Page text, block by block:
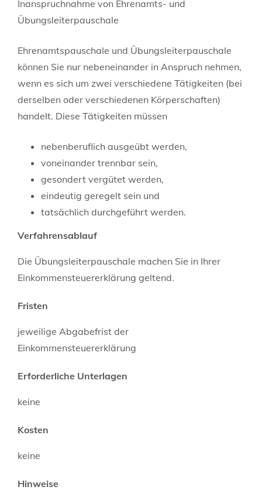
Inanspruchnahme von Ehrenamts- und
Übungsleiterpauschale
Ehrenamtspauschale und Übungsleiterpauschale
können Sie nur nebeneinander in Anspruch nehmen,
wenn es sich um zwei verschiedene Tätigkeiten (bei
derselben oder verschiedenen Körperschaften)
handelt. Diese Tätigkeiten müssen
nebenberuflich ausgeübt werden,
voneinander trennbar sein,
gesondert vergütet werden,
eindeutig geregelt sein und
tatsächlich durchgeführt werden.
Verfahrensablauf
Die Übungsleiterpauschale machen Sie in Ihrer
Einkommensteuererklärung geltend.
Fristen
jeweilige Abgabefrist der
Einkommensteuererklärung
Erforderliche Unterlagen
keine
Kosten
keine
Hinweise